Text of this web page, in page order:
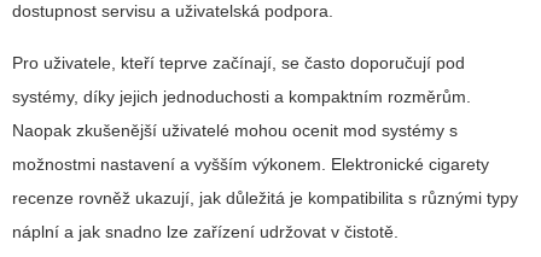
dostupnost servisu a uživatelská podpora.
Pro uživatele, kteří teprve začínají, se často doporučují pod
systémy, díky jejich jednoduchosti a kompaktním rozměrům.
Naopak zkušenější uživatelé mohou ocenit mod systémy s
možnostmi nastavení a vyšším výkonem. Elektronické cigarety
recenze rovněž ukazují, jak důležitá je kompatibilita s různými typy
náplní a jak snadno lze zařízení udržovat v čistotě.